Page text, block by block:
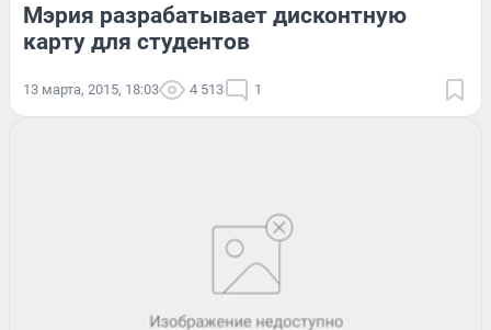
Мэрия разрабатывает дисконтную
карту для студентов
13 марта, 2015, 18:03 4 513 1